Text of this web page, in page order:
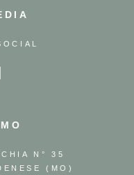
N° 35
(MO)